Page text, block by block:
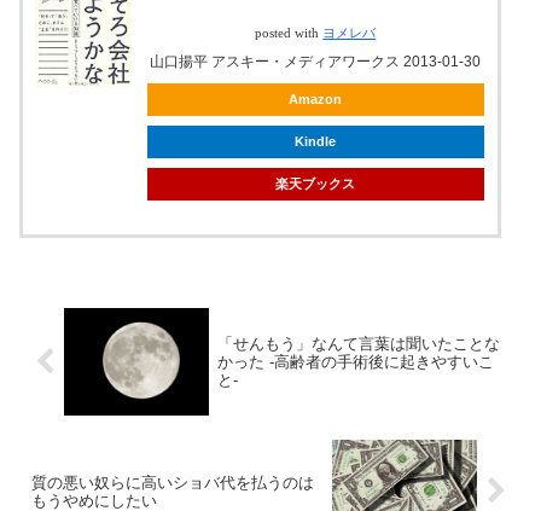
posted with ヨメレバ
山口揚平 アスキー・メディアワークス 2013-01-30
Amazon
Kindle
楽天ブックス
「せんもう」なんて言葉は聞いたことな
かった -高齢者の手術後に起きやすいこ
と-
質の悪い奴らに高いショバ代を払うのは
もうやめにしたい